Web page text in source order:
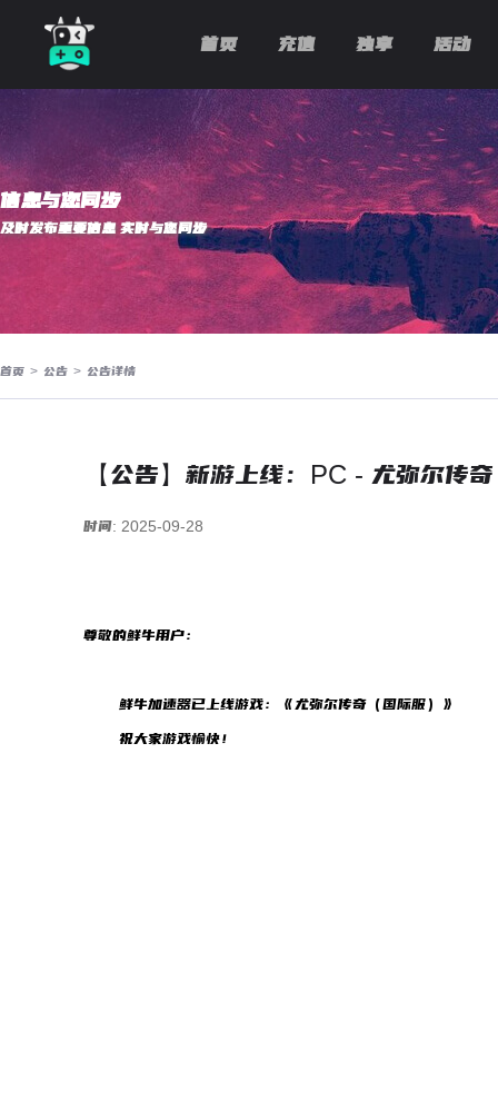
首页 充值 独享 活动
信息与您同步
及时发布重要信息 实时与您同步
首页 > 公告 > 公告详情
【公告】新游上线：PC - 尤弥尔传
时间: 2025-09-28
尊敬的鲜牛用户：
鲜牛加速器已上线游戏：《尤弥尔传奇（国际服）》
祝大家游戏愉快！